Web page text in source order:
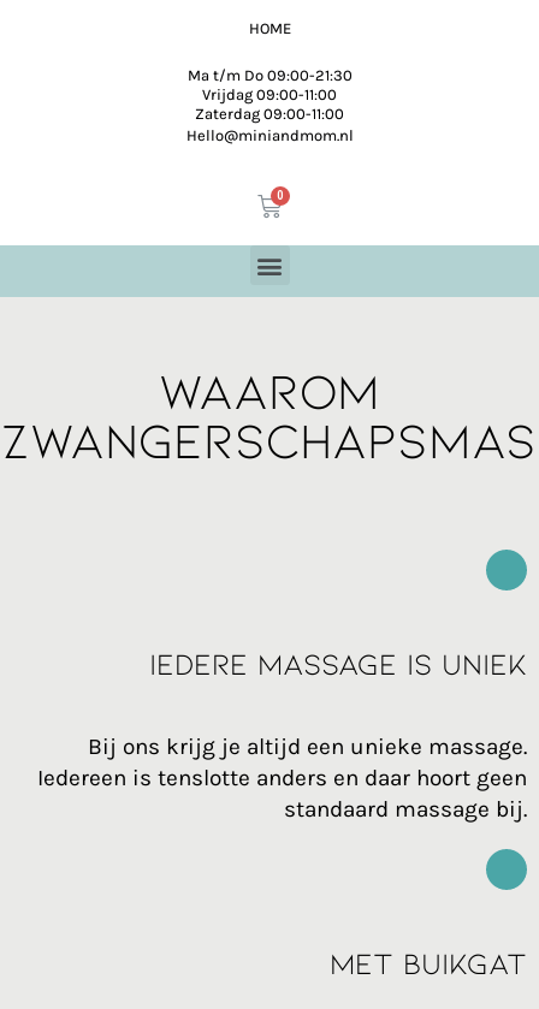
HOME
Ma t/m Do 09:00-21:30
Vrijdag 09:00-11:00
Zaterdag 09:00-11:00
Hello@miniandmom.nl
WAAROM
Iedere massage is uniek
Bij ons krijg je altijd een unieke massage.
Iedereen is tenslotte anders en daar hoort geen
standaard massage bij.
Met buikgat